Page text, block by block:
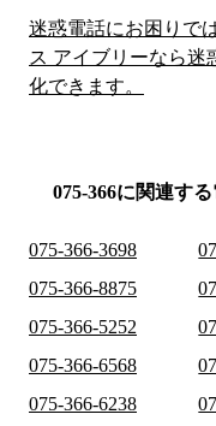
迷惑電話にお困りで
ス アイブリーなら迷
化できます。
075-366に関連す
075-366-3698
075-366-8875
075-366-5252
075-366-6568
075-366-6238